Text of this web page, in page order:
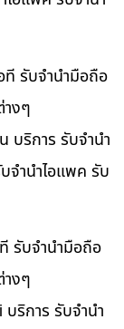
ที รับจำนำมือถือ
งๆ
บริการ รับจำนำ
จำนำไอแพค รับ
รับจำนำมือถือ
งๆ
ริการ รับจำนำ